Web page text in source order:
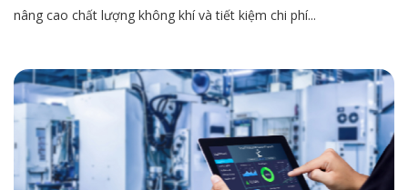
nâng cao chất lượng không khí và tiết kiệm chi phí...